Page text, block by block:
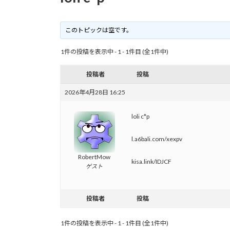
このトピックは空です。
1件の投稿を表示中 - 1 - 1件目 (全1件中)
投稿者 投稿
2026年4月28日 16:25
RobertMow
ゲスト
loli c*p
l.a6bali.com/xexpv
kisa.link/IDJCF
投稿者 投稿
1件の投稿を表示中 - 1 - 1件目 (全1件中)